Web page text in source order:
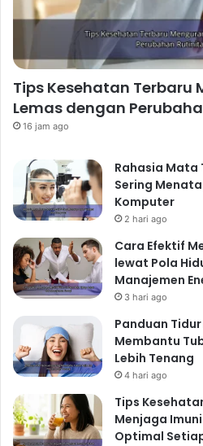
Tips Kesehatan Terbaru
Lemas dengan
16 jam ago
Rahasia Mata
Sering
Komputer
2 hari ago
Cara Efektif
lewat Pola
Manajemen
3 hari ago
Panduan
Membantu
Lebih Tenang
4 hari ago
Tips
Menjaga
Optimal